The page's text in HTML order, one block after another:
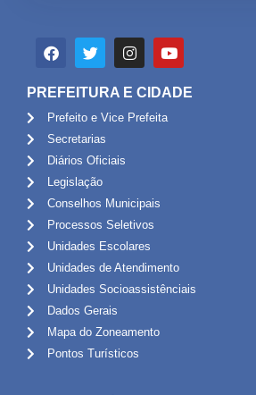
PREFEITURA E CIDADE
Prefeito e Vice Prefeita
Secretarias
Diários Oficiais
Legislação
Conselhos Municipais
Processos Seletivos
Unidades Escolares
Unidades de Atendimento
Unidades Socioassistênciais
Dados Gerais
Mapa do Zoneamento
Pontos Turísticos